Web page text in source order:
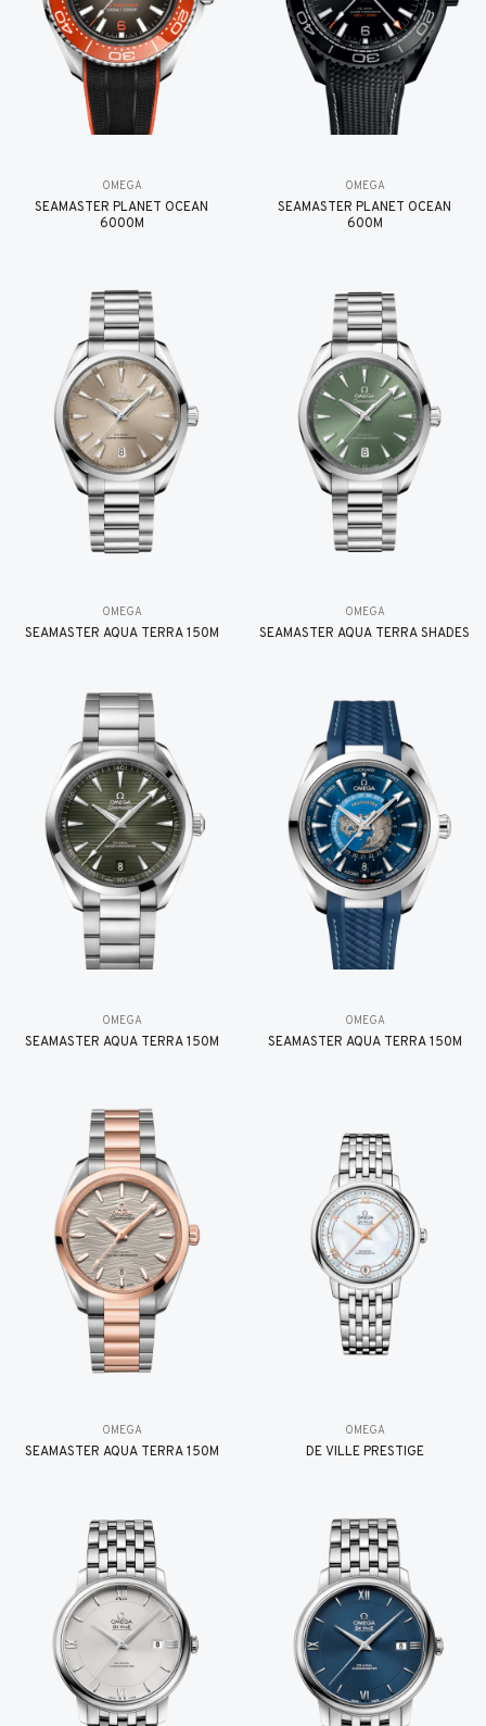
OMEGA
SEAMASTER PLANET OCEAN
6000M
OMEGA
SEAMASTER PLANET OCEAN
600M
OMEGA
SEAMASTER AQUA TERRA 150M
OMEGA
SEAMASTER AQUA TERRA SHADES
OMEGA
SEAMASTER AQUA TERRA 150M
OMEGA
SEAMASTER AQUA TERRA 150M
OMEGA
SEAMASTER AQUA TERRA 150M
OMEGA
DE VILLE PRESTIGE